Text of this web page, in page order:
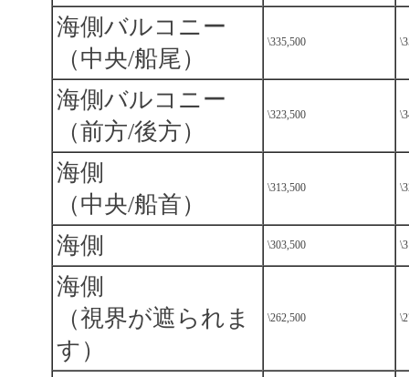
海側バルコニー
（中央/船尾）
\335,500
海側バルコニー
（前方/後方）
\323,500
海側
（中央/船首）
\313,500
海側 \303,500
海側
（視界が遮られま
す）
\262,500